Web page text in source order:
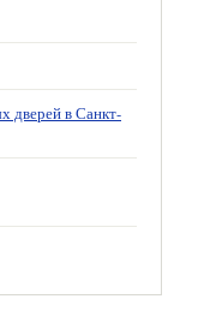
дверей в Санкт-